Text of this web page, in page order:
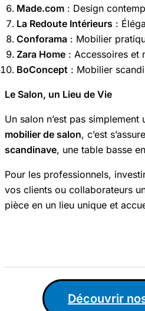
Made.com : Design
La Redoute Intérieurs :
Conforama : Mobilier
Zara Home : Accessoires et
BoConcept : Mobilier
Le Salon, un Lieu de Vie
Un salon n’est pas
mobilier de salon, c’est
scandinave, une table basse
Pour les professionnels,
vos clients ou collaborateurs
pièce en un lieu unique et
Découvrir